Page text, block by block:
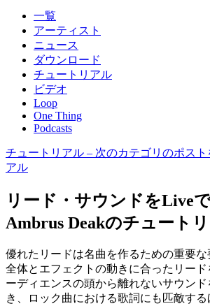
一覧
アーティスト
ニュース
ダウンロード
チュートリアル
ビデオ
Loop
One Thing
Podcasts
チュートリアル – 次のカテゴリのポスト
アル
リード・サウンドをLive
Ambrus Deakのチュート
優れたリードは名曲を作るための重要
全体とエフェクトの動きに合ったリー
ーディエンスの頭から離れないサウン
き、ロック曲における歌詞にも匹敵す